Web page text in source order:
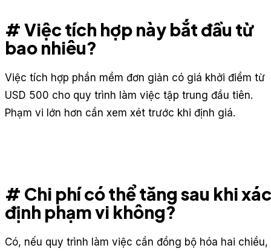
# Việc tích hợp này bắt đầu từ
bao nhiêu?
Việc tích hợp phần mềm đơn giản có giá khởi điểm từ
USD 500 cho quy trình làm việc tập trung đầu tiên.
Phạm vi lớn hơn cần xem xét trước khi định giá.
# Chi phí có thể tăng sau khi xác
định phạm vi không?
Có, nếu quy trình làm việc cần đồng bộ hóa hai chiều,